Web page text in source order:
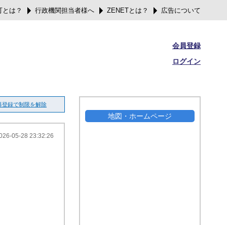
は？ 行政機関担当者様へ ZENETとは？ 広告について
会員登録
ログイン
登録で制限を解除
05-28 23:32:26
地図・ホームページ